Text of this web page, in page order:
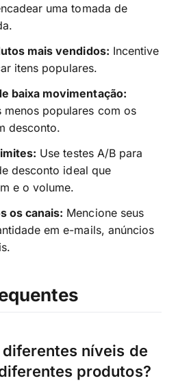
uma tomada de
mais vendidos: Incentive
itens populares.
baixa movimentação:
populares com os
desconto.
Use testes A/B para
desconto ideal que
e o volume.
os canais: Mencione seus
em e-mails, anúncios
níveis de
produtos?